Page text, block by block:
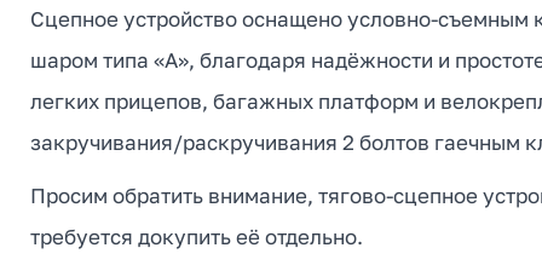
Сцепное устройство оснащено условно-съемным
шаром типа «А», благодаря надёжности и
легких прицепов, багажных платформ и
закручивания/раскручивания 2 болтов гаечным
Просим обратить внимание, тягово-сцепное
требуется докупить её отдельно.